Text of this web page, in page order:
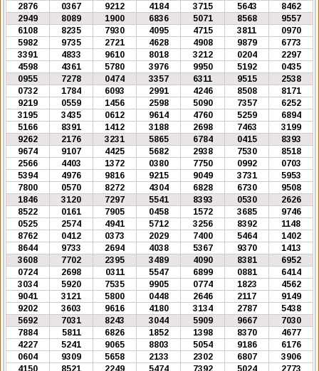
2876
0367 9212 4184 3715 5643
8462
2949
8089 1900 6836 5071 8568
9557
6108
8235 7930 4095 4715 3811
0970
5982
9735 2721 4628 4908 9879
6773
3391
4833 9610 8018 3212 0204
2297
4598
4361 5780 3976 9950 5192
0435
0955
7278 0474 3357 6311 9515
2538
0732
1784 6093 2991 4246 8508
8171
9219
0559 1456 2598 5090 7357
6252
3195
3435 0612 9614 4760 5259
6894
5166
8391 1412 3188 2698 7463
3199
9262
2176 3231 5865 6784 0415
8393
9674
9107 4425 5682 2938 7530
8518
2566
4403 1372 0380 7750 0992
0703
5394
4976 9816 9215 9049 3731
5953
7800
0570 8272 4304 6828 6730
9508
1846
3120 7297 5541 8393 0530
2626
8522
0161 7905 0458 1572 3685
9746
0525
2574 4941 5712 3256 8392
1148
8762
0412 0373 2029 7400 5464
1402
8644
9733 2694 4038 5367 9370
1413
3608
7702 2395 3489 4090 8381
6952
0724
2698 0311 5547 6899 0881
6414
3034
5920 7535 9905 0774 1823
4562
9041
3121 5800 0448 2646 2117
9149
9202
3603 9616 4180 3134 2787
5438
5692
7031 8243 3044 5909 9667
7030
7884
5811 6826 1852 1398 8370
4677
4227
5241 9065 8803 5054 9186
6176
0604
9309 5658 2133 2302 6807
3906
4150
8521 2249 5474 7392 5024 2773